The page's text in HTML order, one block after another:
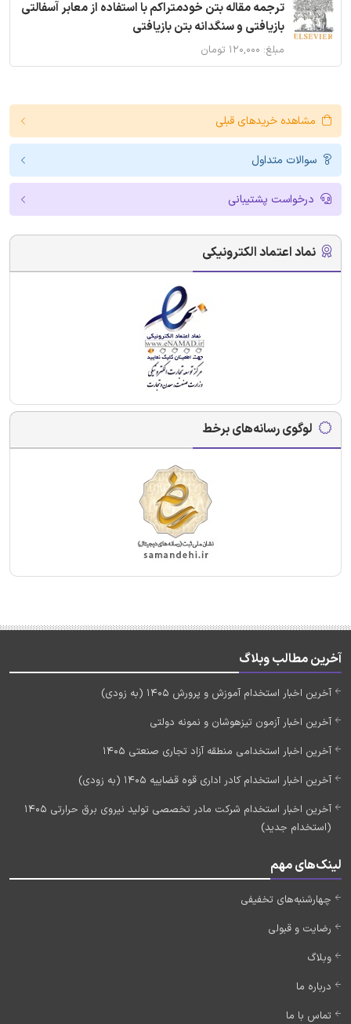
ترجمه مقاله بتن خودمتراکم با استفاده از معابر آسفالتی
بازیافتی و سنگدانه بتن بازیافتی
مبلغ: ۱۲۰,۰۰۰ تومان
مشاهده خریدهای قبلی
سوالات متداول
درخواست پشتیبانی
نماد اعتماد الکترونیکی
لوگوی رسانه‌های برخط
آخرین مطالب وبلاگ
آخرین اخبار استخدام آموزش و پرورش 1405 (به زودی)
آخرین اخبار آزمون تیزهوشان و نمونه دولتی
آخرین اخبار استخدامی منطقه آزاد تجاری صنعتی 1405
آخرین اخبار استخدام کادر اداری قوه قضاییه 1405 (به زودی)
آخرین اخبار استخدام شرکت مادر تخصصی تولید نیروی برق حرارتی 1405
(استخدام جدید)
لینک‌های مهم
چهارشنبه‌های تخفیفی
رضایت و قبولی
وبلاگ
درباره ما
تماس با ما